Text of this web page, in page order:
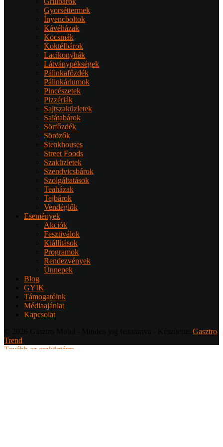
Gyorséttermek
Ínyencboltok
Kávéházak
Kocsmák
Koktélbárok
Lacikonyhák
Látványpékségek
Pálinkafőzdék
Pálinkáriumok
Pincészetek
Pizzériák
Sajtszaküzletek
Salátabárok
Sörfőzdék
Sörözők
Steakhouses
Street Foods
Szaküzletek
Szendvicsbárok
Szolgáltatások
Teaházak
Tejbárok
Vendéglők
Események
Akciók
Fesztiválok
Kiállítások
Programok
Rendezvények
Ünnepek
Blog
GYIK
Támogatóink
Médiaajánlat
Kapcsolat
Gasztro
Trend
Tovább az eszköztárra